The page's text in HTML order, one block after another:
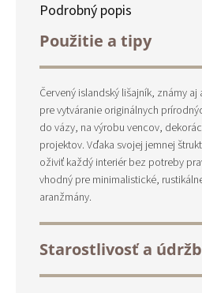
Podrobný popis
Použitie a tipy
Červený islandský lišajník, známy
pre vytváranie originálnych
do vázy, na výrobu vencov,
projektov. Vďaka svojej jemnej
oživiť každý interiér bez potreby
vhodný pre minimalistické,
aranžmány.
Starostlivosť a